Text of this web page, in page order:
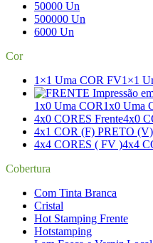
50000 Un
500000 Un
6000 Un
Cor
1×1 Uma COR FV1×1
1x0 Uma COR1x0 Uma
4x0 CORES Frente4x0
4x1 COR (F) PRETO (V)
4x4 CORES ( FV )4x4
Cobertura
Com Tinta Branca
Cristal
Hot Stamping Frente
Hotstamping